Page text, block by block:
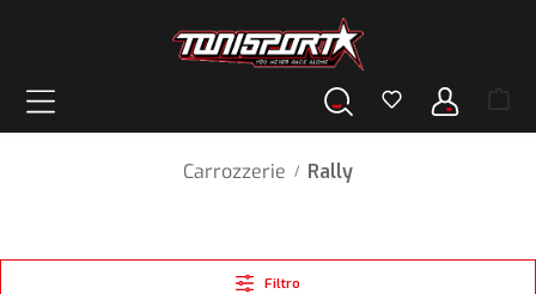
Carrozzerie / Rally
Filtro